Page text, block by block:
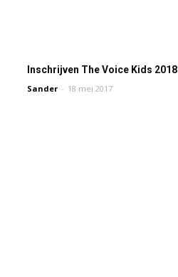
Inschrijven The Voice Kids 2018
Sander - 18 mei 2017